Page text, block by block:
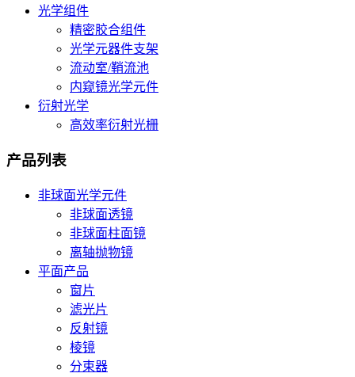
光学组件
精密胶合组件
光学元器件支架
流动室/鞘流池
内窥镜光学元件
衍射光学
高效率衍射光栅
产品列表
非球面光学元件
非球面透镜
非球面柱面镜
离轴抛物镜
平面产品
窗片
滤光片
反射镜
棱镜
分束器